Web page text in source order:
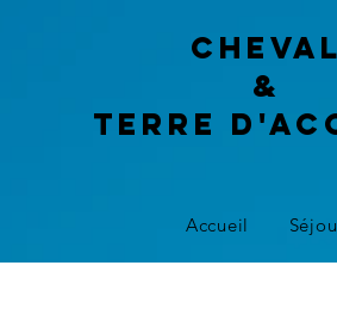
Cheval
&
terre
Accueil